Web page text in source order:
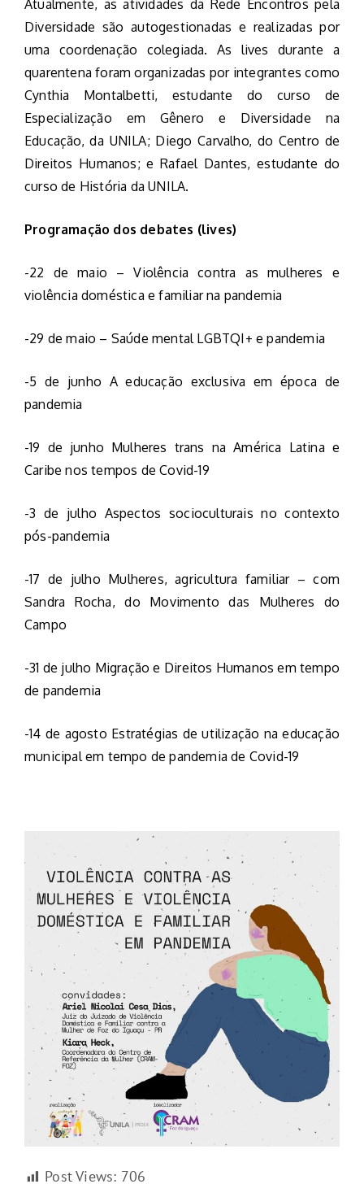
Atualmente, as atividades da Rede Encontros pela
Diversidade são autogestionadas e realizadas por
uma coordenação colegiada. As lives durante a
quarentena foram organizadas por integrantes como
Cynthia Montalbetti, estudante do curso de
Especialização em Gênero e Diversidade na
Educação, da UNILA; Diego Carvalho, do Centro de
Direitos Humanos; e Rafael Dantes, estudante do
curso de História da UNILA.
Programação dos debates (lives)
-22 de maio – Violência contra as mulheres e
violência doméstica e familiar na pandemia
-29 de maio – Saúde mental LGBTQI+ e pandemia
-5 de junho A educação exclusiva em época de
pandemia
-19 de junho Mulheres trans na América Latina e
Caribe nos tempos de Covid-19
-3 de julho Aspectos socioculturais no contexto
pós-pandemia
-17 de julho Mulheres, agricultura familiar – com
Sandra Rocha, do Movimento das Mulheres do
Campo
-31 de julho Migração e Direitos Humanos em tempo
de pandemia
-14 de agosto Estratégias de utilização na educação
municipal em tempo de pandemia de Covid-19
Post Views: 706